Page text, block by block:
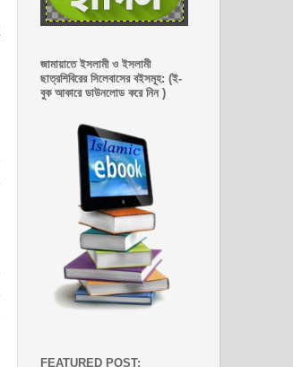
জামায়াতে ইসলামী ও ইসলামী
ছাত্রশিবিরের সিলেবাসের বইসমূহ: (ই-
বুক আকারে ডাউনলোড করে নিন )
FEATURED POST: